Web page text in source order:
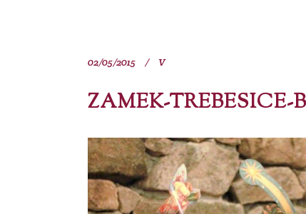
02/05/2015 V
ZAMEK-TREBESICE-